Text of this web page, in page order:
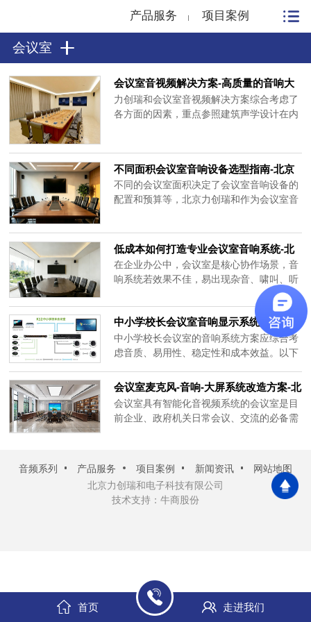
产品服务 项目案例
会议室
会议室音视频解决方案-高质量的音响大
屏系统如何布置？
力创瑞和会议室音视频解决方案综合考虑了
各方面的因素，重点参照建筑声学设计在内
可靠性、高实用性、高性价比。
不同面积会议室音响设备选型指南-北京
力创瑞和
不同的会议室面积决定了会议室音响设备的
配置和预算等，北京力创瑞和作为会议室音
型会议室音响设备的配置逻辑，助您精准决
策。一、小型会议室场景：20平米会议室核
心需求：拾取清晰人声，安装极简，性价比
高。配置方案：会议室音响设备......
低成本如何打造专业会议室音响系统-北
京力创瑞和
在企业办公中，会议室是核心协作场景，音
响系统若效果不佳，易出现杂音、啸叫、听
不清等问题，影响会议效率。预算不多时，
只要选对设备、优化布局，同样能搭建出满
足需求的专业会议室音响系统，以下是具体
方案。一、会议室音响系统选对核心设备音
箱：中小型会议室音响系统优先选专业音柱
中小学校长会议室音响显示系统解决方
案-北京力创瑞和
中小学校长会议室的音响系统方案应综合考
虑音质、易用性、稳定性和成本效益。以下
音响、显示系统方案概述：一、系统需求分
析音质要求：确保会议中发言人的声音清
晰、自然，无杂音和失真。易用性：系统操
作简单，便于校长及工作人员快速上手，减
会议室麦克风-音响-大屏系统改造方案-北
京力创瑞和
会议室具有智能化音视频系统的会议室是目
前企业、政府机关日常会议、交流的必备需
高。会议系统主要功能是召开大中型会议、
演出、新闻发布等媒体活动。要求会议系统
配备丰富的接口以及稳定的配接，具备良好
的频率响应特性，主......
音频系列 产品服务 项目案例 新闻资讯
网站地图
北京力创瑞和电子科技有限公司
技术支持：牛商股份
首页 走进我们